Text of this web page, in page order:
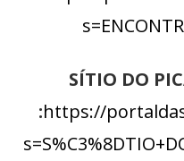
SÍTIO DO
:https://